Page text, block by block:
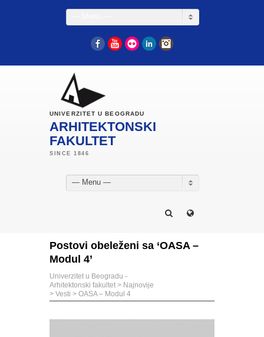
FacebookYouTube
Flickr LinkedIn
UNIVERZITET U BEOGRADU
ARHITEKTONSKI
FAKULTET
— Menu —
Postovi obeleženi sa ‘OASA –
Modul 4’
Univerzitet u Beogradu -
Arhitektonski fakultet > Najnovije
> Vesti > OASA – Modul 4